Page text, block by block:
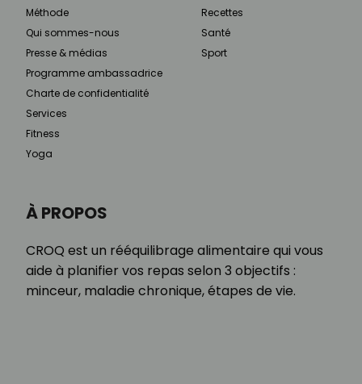
À PROPOS
CROQ est un rééquilibrage alimentaire qui vous
aide à planifier vos repas selon 3 objectifs :
minceur, maladie chronique, étapes de vie.
Méthode
Qui sommes-nous
Presse & médias
Programme ambassadrice
Charte de confidentialité
Services
Fitness
Yoga
Recettes
Santé
Sport